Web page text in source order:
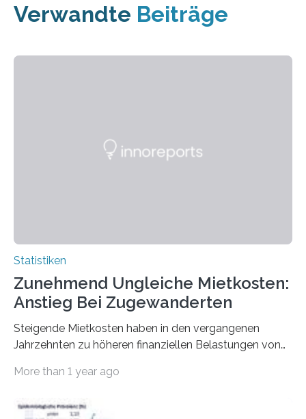
Verwandte Beiträge
Statistiken
Zunehmend Ungleiche Mietkosten:
Anstieg Bei Zugewanderten
Steigende Mietkosten haben in den vergangenen
Jahrzehnten zu höheren finanziellen Belastungen von
Bundesinstitut für Bevölkerungsforschung (BiB)
gesamten Einkommen zwischen 1990 und 2020 für
More than 1 year ago